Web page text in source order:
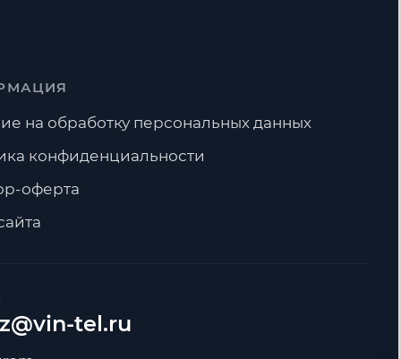
tel.ru
на обработку персональных данных
конфиденциальности
оферта